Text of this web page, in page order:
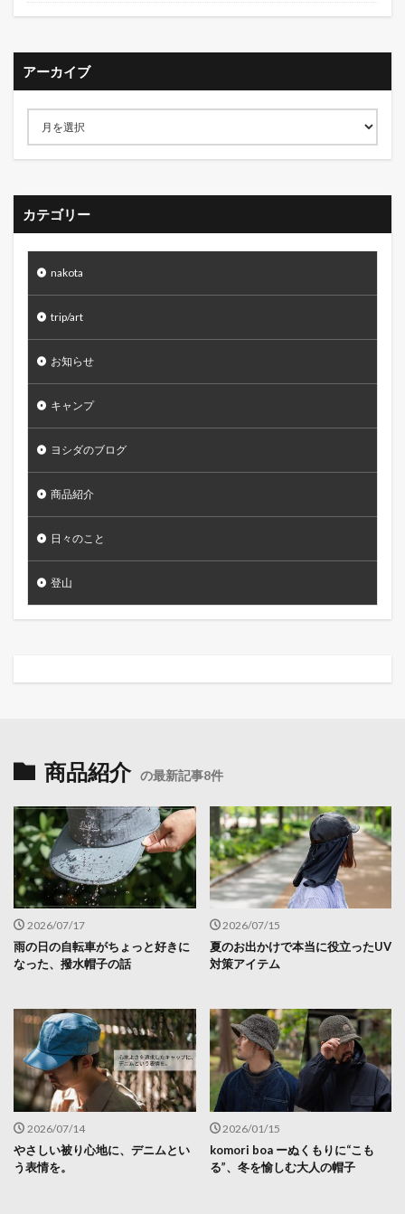
アーカイブ
カテゴリー
nakota
trip/art
お知らせ
キャンプ
ヨシダのブログ
商品紹介
日々のこと
登山
商品紹介 の最新記事8件
2026/07/17
雨の日の自転車がちょっと好きに
なった、撥水帽子の話
2026/07/15
夏のお出かけで本当に役立ったUV
対策アイテム
2026/07/14
やさしい被り心地に、デニムとい
う表情を。
2026/01/15
komori boa ーぬくもりに“こも
る”、冬を愉しむ大人の帽子